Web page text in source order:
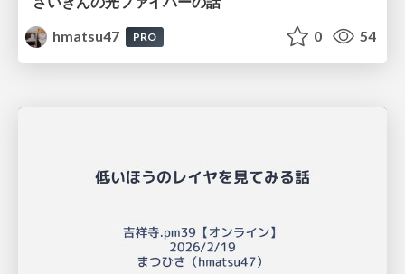
hmatsu47
PRO 0 54